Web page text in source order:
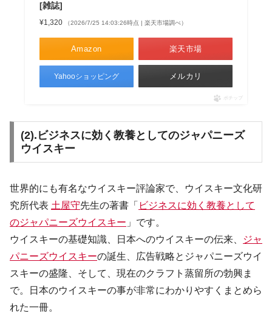
[雑誌]
¥1,320 （2026/7/25 14:03:26時点 | 楽天市場調べ）
Amazon 楽天市場
Yahooショッピング メルカリ
ポチップ
(2).ビジネスに効く教養としてのジャパニーズ
ウイスキー
世界的にも有名なウイスキー評論家で、ウイスキー文化研
究所代表 土屋守先生の著書「 ビジネスに効く教養として
のジャパニーズウイスキー 」です。
ウイスキーの基礎知識、日本へのウイスキーの伝来、
ジャ
パニーズウイスキーの誕生、広告戦略とジャパニーズウイ
スキーの盛隆、そして、現在のクラフト蒸留所の勃興ま
で。日本のウイスキーの事が非常にわかりやすくまとめら
れた一冊。